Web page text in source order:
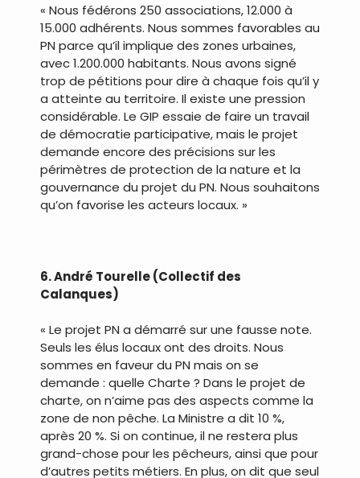
« Nous fédérons 250 associations, 12.000 à
15.000 adhérents. Nous sommes favorables au
PN parce qu’il implique des zones urbaines,
avec 1.200.000 habitants. Nous avons signé
trop de pétitions pour dire à chaque fois qu’il y
a atteinte au territoire. Il existe une pression
considérable. Le GIP essaie de faire un travail
de démocratie participative, mais le projet
demande encore des précisions sur les
périmètres de protection de la nature et la
gouvernance du projet du PN. Nous souhaitons
qu’on favorise les acteurs locaux. »
6. André Tourelle (Collectif des
Calanques)
« Le projet PN a démarré sur une fausse note.
Seuls les élus locaux ont des droits. Nous
sommes en faveur du PN mais on se
demande : quelle Charte ? Dans le projet de
charte, on n’aime pas des aspects comme la
zone de non pêche. La Ministre a dit 10 %,
après 20 %. Si on continue, il ne restera plus
grand-chose pour les pêcheurs, ainsi que pour
d’autres petits métiers. En plus, on dit que seul